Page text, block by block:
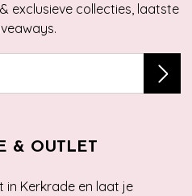
exclusieve collecties, laatste
& OUTLET
in Kerkrade en laat je